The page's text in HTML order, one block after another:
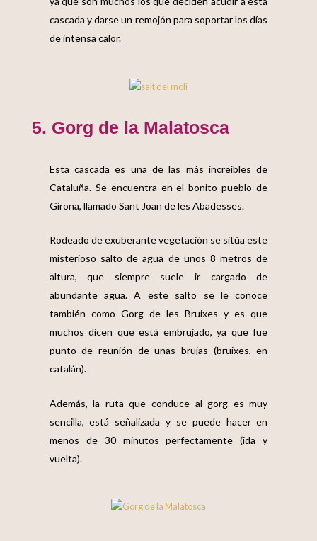
cascada y darse un remojón para soportar los días
de intensa calor.
5. Gorg de la Malatosca
Esta cascada es una de las más increíbles de
Cataluña. Se encuentra en elbonito pueblo de
Girona, llamado Sant Joan de les Abadesses.
Rodeado de exuberante vegetación se sitúa este
misterioso salto de agua de unos 8 metros de
altura, que siempre suele ir cargado de
abundante agua. A este salto se le conoce
también como Gorg de les Bruixes y es que
muchos dicen que está embrujado, ya que fue
punto de reunión de unas brujas (bruixes, en
catalán).
Además, la ruta que conduce al gorg es muy
sencilla, está señalizada y se puede hacer en
menos de 30 minutos perfectamente (ida y
vuelta).